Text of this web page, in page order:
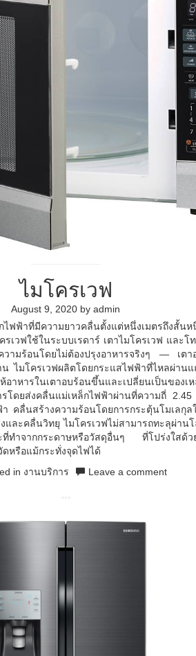
ไมโครเวฟ
August 9, 2020 by admin
ฟฟ้าที่มีความยาวคลื่นตั้งแต่หนึ่งเมตรถึงสั้นห
เวฟใช้ในระบบเรดาร์ เตาไมโครเวฟ และ
ามร้อนโดยไม่ต้องปรุงอาหารจริงๆ — เตาอ
ไมโครเวฟผลิตโดยกระแสไฟฟ้าที่ไหลผ่าน
อาหารในเตาอบร้อนขึ้นและเปลี่ยนเป็นของ
รโดยส่งคลื่นแม่เหล็กไฟฟ้าผ่านที่ความถี่
คลื่นสร้างความร้อนโดยการกระตุ้นโมเลกุล
ละคลื่นวิทยุ ไมโครเวฟไม่สามารถทะลุผ่าน
ะที่ทำจากกระดาษหรือวัสดุอื่นๆ ที่โปร่งใส
หรือแม้กระทั่งจุดไฟได้
in งานบริการ Leave a comment